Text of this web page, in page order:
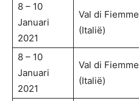
8 – 10
Januari
2021
Val di Fiemme
(Italië)
8 – 10
Januari
2021
Val di Fiemme
(Italië)